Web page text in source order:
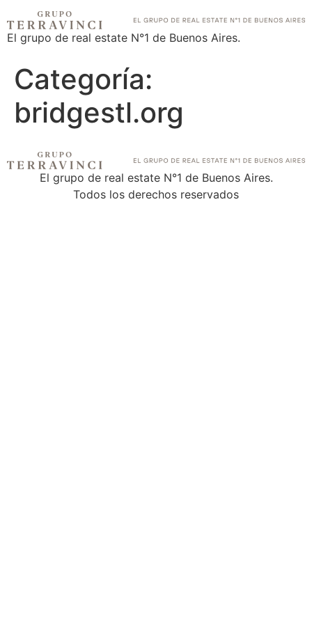
El grupo de real estate N°1 de Buenos Aires.
Categoría:
bridgestl.org
El grupo de real estate N°1 de Buenos Aires.
Todos los derechos reservados